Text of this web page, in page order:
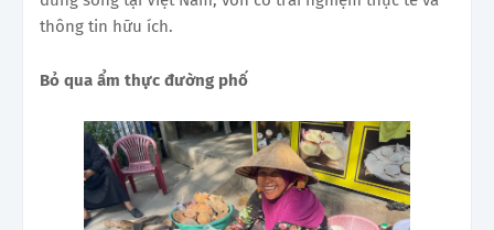
thông tin hữu ích.
Bỏ qua ẩm thực đường phố